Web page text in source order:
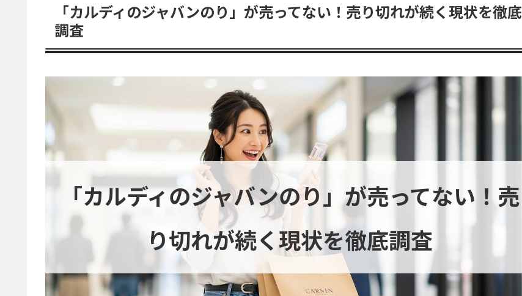
「カルディのジャバンのり」が売ってない！売り切れが続く現状を徹底
調査
「カルディのジャバンのり」が売ってない！売
り切れが続く現状を徹底調査